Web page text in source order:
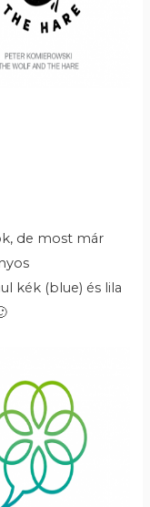
de most már
kék (blue) és lila